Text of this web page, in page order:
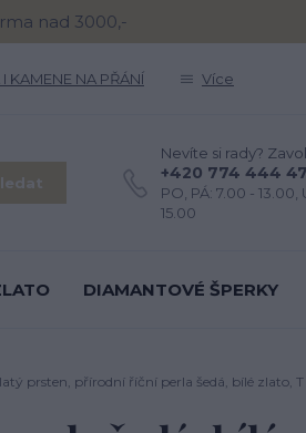
nad 3000,-
KAMENE NA PŘÁNÍ Více
Nevíte si rady?
+420 774 444
PO, PÁ: 7.00 - 13.00,
15.00
DIAMANTOVÉ ŠPERKY
prsten, přírodní říční perla šedá, bílé zlato, T